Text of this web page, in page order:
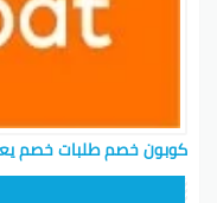
كوبون خصم طلبات خصم